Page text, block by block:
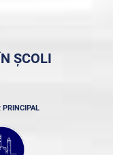
ȘCOLI
PRINCIPAL